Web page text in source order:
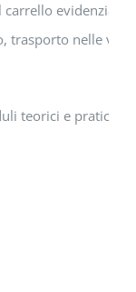
trasporto nelle
teorici e pratici.